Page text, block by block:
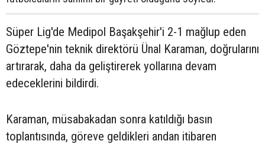
Süper Lig'de Medipol Başakşehir'i 2-1 mağlup eden
Göztepe'nin teknik direktörü Ünal Karaman, doğrularını
artırarak, daha da geliştirerek yollarına devam
edeceklerini bildirdi.
Karaman, müsabakadan sonra katıldığı basın
toplantısında, göreve geldikleri andan itibaren